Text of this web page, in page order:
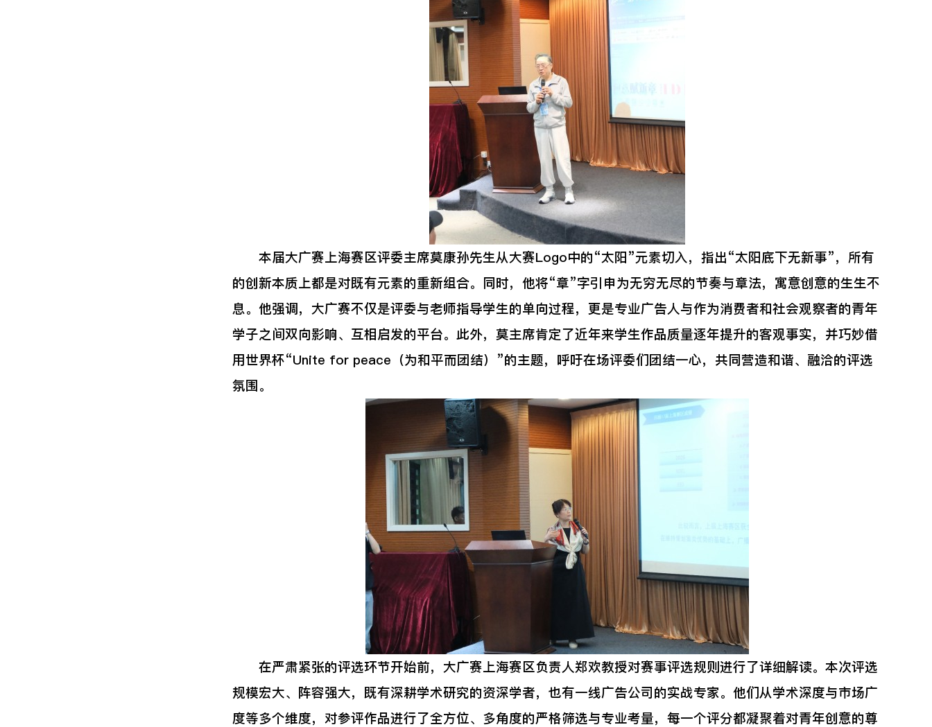
本届大广赛上海赛区评委主席莫康孙先生从大赛Logo中的“太阳”元素切入，指出“太阳底下无新事”，所有
的创新本质上都是对既有元素的重新组合。同时，他将“章”字引申为无穷无尽的节奏与章法，寓意创意的生生不
息。他强调，大广赛不仅是评委与老师指导学生的单向过程，更是专业广告人与作为消费者和社会观察者的青年
学子之间双向影响、互相启发的平台。此外，莫主席肯定了近年来学生作品质量逐年提升的客观事实，并巧妙借
用世界杯“Unite for peace（为和平而团结）”的主题，呼吁在场评委们团结一心，共同营造和谐、融洽的评选
氛围。
在严肃紧张的评选环节开始前，大广赛上海赛区负责人郑欢教授对赛事评选规则进行了详细解读。本次评选
规模宏大、阵容强大，既有深耕学术研究的资深学者，也有一线广告公司的实战专家。他们从学术深度与市场广
度等多个维度，对参评作品进行了全方位、多角度的严格筛选与专业考量，每一个评分都凝聚着对青年创意的尊